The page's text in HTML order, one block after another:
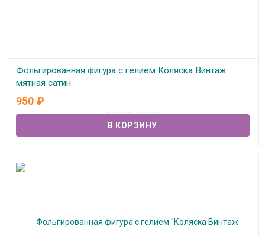
Фольгированная фигура с гелием Коляска Винтаж
мятная сатин
В наличии
950 ₽